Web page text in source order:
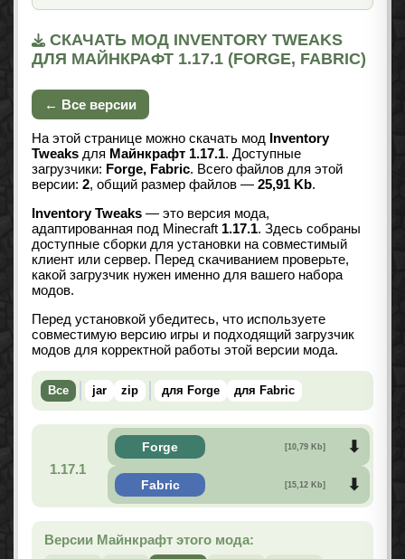
СКАЧАТЬ МОД INVENTORY TWEAKS
ДЛЯ МАЙНКРАФТ 1.17.1 (FORGE, FABRIC)
← Все версии
На этой странице можно скачать мод Inventory
Tweaks для Майнкрафт 1.17.1. Доступные
загрузчики: Forge, Fabric. Всего файлов для этой
версии: 2, общий размер файлов — 25,91 Kb.
Inventory Tweaks — это версия мода,
адаптированная под Minecraft 1.17.1. Здесь собраны
доступные сборки для установки на совместимый
клиент или сервер. Перед скачиванием проверьте,
какой загрузчик нужен именно для вашего набора
модов.
Перед установкой убедитесь, что используете
совместимую версию игры и подходящий загрузчик
модов для корректной работы этой версии мода.
Все jar zip для Forge для Fabric
1.17.1
Forge [10,79 Kb]
Fabric [15,12 Kb]
Версии Майнкрафт этого мода: